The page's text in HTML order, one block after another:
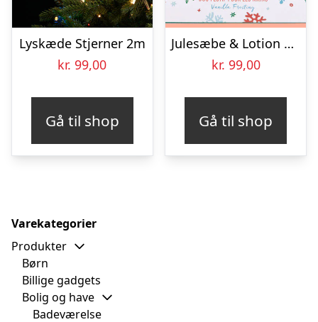
Lyskæde Stjerner 2m
kr. 99,00
Gå til shop
Julesæbe & Lotion Gavesæt
kr. 99,00
Gå til shop
Varekategorier
Produkter
Børn
Billige gadgets
Bolig og have
Badeværelse